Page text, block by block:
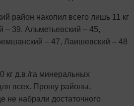
район накопил всего лишь 11 кг
– 39, Альметьевский – 45,
– 47, Лаишевский – 48
кг д.в./га минеральных
всех. Прошу районы,
не набрали достаточного